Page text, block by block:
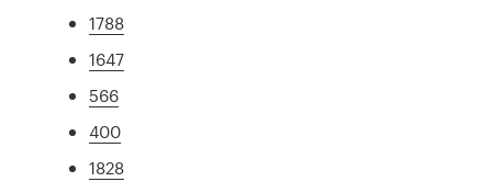
1788
1647
566
400
1828